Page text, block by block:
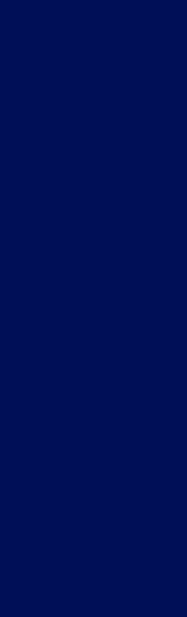
di alto
I proxy
immediata.
flessibilità